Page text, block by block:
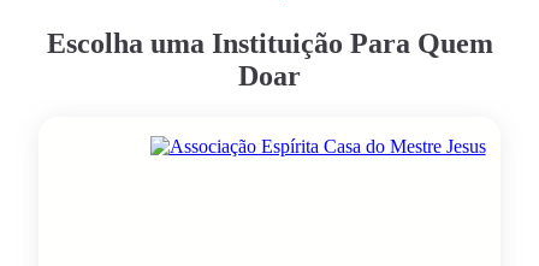
Escolha uma Instituição Para Quem
Doar